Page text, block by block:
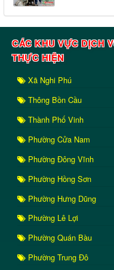
CÁC KHU VỰC DỊCH
THỰC HIỆN
Xã Nghi Phú
Thông Bồn Cầu
Thành Phố Vinh
Phường Cửa Nam
Phường Đông Vĩnh
Phường Hồng Sơn
Phường Hưng Dũng
Phường Lê Lợi
Phường Quán Bàu
Phường Trung Đô